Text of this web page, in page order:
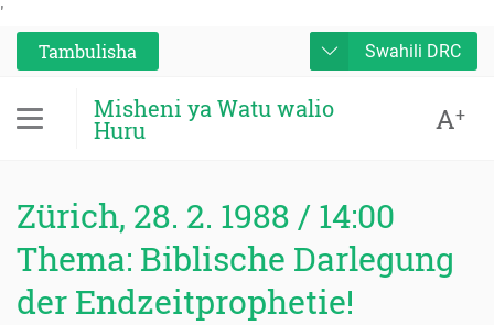
'
Tambulisha
Swahili DRC
Misheni ya Watu walio
Huru A+
Zürich, 28. 2. 1988 / 14:00
Thema: Biblische Darlegung
der Endzeitprophetie!